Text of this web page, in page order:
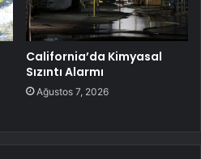
California’da Kimyasal
Sızıntı Alarmı
Ağustos 7, 2026